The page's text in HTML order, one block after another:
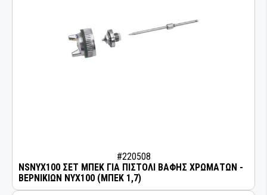
#220508
NSNYX100 ΣΕΤ ΜΠΕΚ ΓΙΑ ΠΙΣΤΟΛΙ ΒΑΦΗΣ ΧΡΩΜΑΤΩΝ -
ΒΕΡΝΙΚΙΩΝ NYX100 (ΜΠΕΚ 1,7)